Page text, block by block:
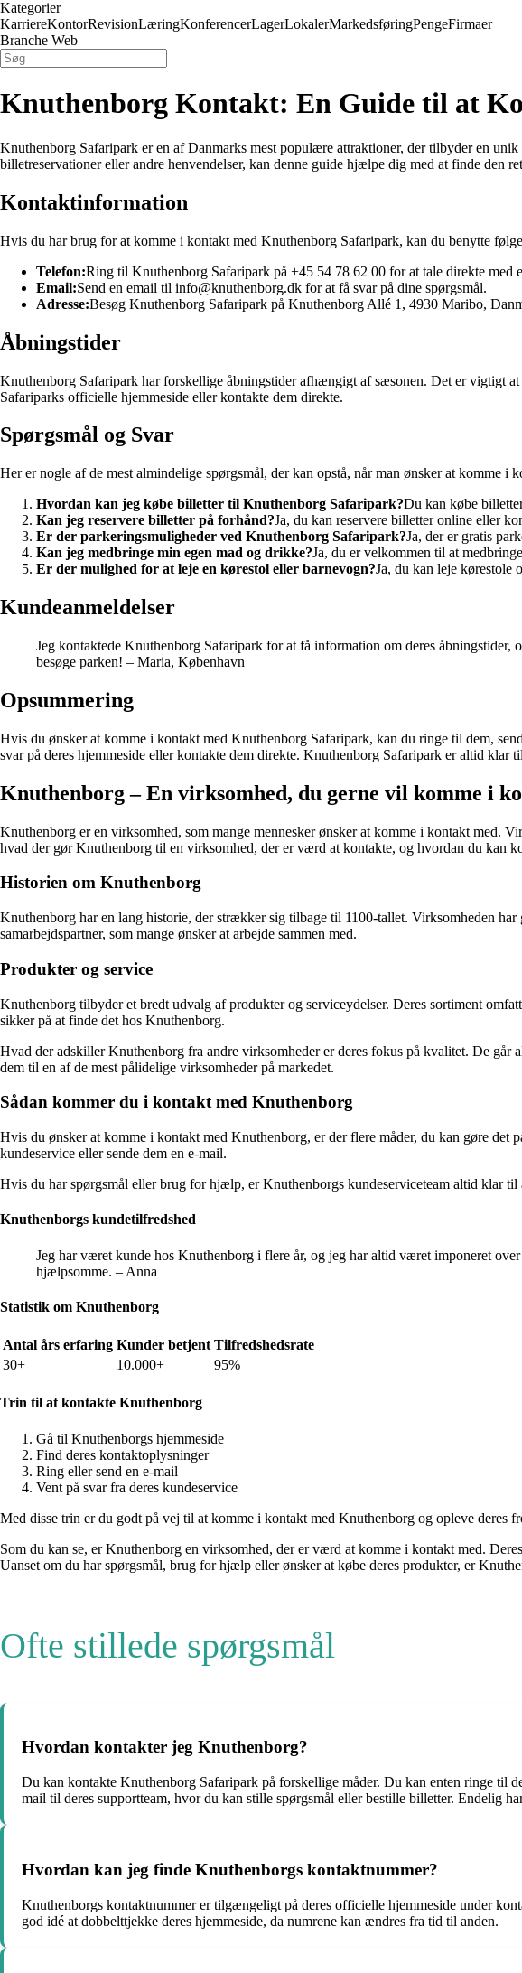
Kategorier
KarriereKontorRevisionLæringKonferencerLagerLokalerMarkedsføringPengeFirmaer
Branche Web
Knuthenborg Kontakt: En Guide til at
Knuthenborg Safaripark er en af Danmarks mest populære attraktioner, der tilbyder en
billetreservationer eller andre henvendelser, kan denne guide hjælpe dig med at finde den
Kontaktinformation
Hvis du har brug for at komme i kontakt med Knuthenborg Safaripark, kan du benytte
Telefon:Ring til Knuthenborg Safaripark på +45 54 78 62 00 for at tale direkte med
Email:Send en email til info@knuthenborg.dk for at få svar på dine spørgsmål.
Adresse:Besøg Knuthenborg Safaripark på Knuthenborg Allé 1, 4930 Maribo,
Åbningstider
Knuthenborg Safaripark har forskellige åbningstider afhængigt af sæsonen. Det er vigtigt
Safariparks officielle hjemmeside eller kontakte dem direkte.
Spørgsmål og Svar
Her er nogle af de mest almindelige spørgsmål, der kan opstå, når man ønsker at komme i
Hvordan kan jeg købe billetter til Knuthenborg Safaripark?Du kan købe
Kan jeg reservere billetter på forhånd?Ja, du kan reservere billetter online eller
Er der parkeringsmuligheder ved Knuthenborg Safaripark?Ja, der er gratis
Kan jeg medbringe min egen mad og drikke?Ja, du er velkommen til at
Er der mulighed for at leje en kørestol eller barnevogn?Ja, du kan leje kørestole
Kundeanmeldelser
Jeg kontaktede Knuthenborg Safaripark for at få information om deres
besøge parken! – Maria, København
Opsummering
Hvis du ønsker at komme i kontakt med Knuthenborg Safaripark, kan du ringe til dem,
svar på deres hjemmeside eller kontakte dem direkte. Knuthenborg Safaripark er altid klar
Knuthenborg – En virksomhed, du gerne vil komme i
Knuthenborg er en virksomhed, som mange mennesker ønsker at komme i kontakt med.
hvad der gør Knuthenborg til en virksomhed, der er værd at kontakte, og hvordan du kan
Historien om Knuthenborg
Knuthenborg har en lang historie, der strækker sig tilbage til 1100-tallet. Virksomheden
samarbejdspartner, som mange ønsker at arbejde sammen med.
Produkter og service
Knuthenborg tilbyder et bredt udvalg af produkter og serviceydelser. Deres sortiment
sikker på at finde det hos Knuthenborg.
Hvad der adskiller Knuthenborg fra andre virksomheder er deres fokus på kvalitet. De
dem til en af de mest pålidelige virksomheder på markedet.
Sådan kommer du i kontakt med Knuthenborg
Hvis du ønsker at komme i kontakt med Knuthenborg, er der flere måder, du kan gøre det
kundeservice eller sende dem en e-mail.
Hvis du har spørgsmål eller brug for hjælp, er Knuthenborgs kundeserviceteam altid klar
Knuthenborgs kundetilfredshed
Jeg har været kunde hos Knuthenborg i flere år, og jeg har altid været imponeret
hjælpsomme. – Anna
Statistik om Knuthenborg
Antal års erfaring Kunder betjent Tilfredshedsrate
30+
10.000+ 95%
Trin til at kontakte Knuthenborg
Gå til Knuthenborgs hjemmeside
Find deres kontaktoplysninger
Ring eller send en e-mail
Vent på svar fra deres kundeservice
Med disse trin er du godt på vej til at komme i kontakt med Knuthenborg og opleve deres
Som du kan se, er Knuthenborg en virksomhed, der er værd at komme i kontakt med.
Uanset om du har spørgsmål, brug for hjælp eller ønsker at købe deres produkter, er
Ofte stillede spørgsmål
Hvordan kontakter jeg Knuthenborg?
Du kan kontakte Knuthenborg Safaripark på forskellige måder. Du kan enten ringe til
mail til deres supportteam, hvor du kan stille spørgsmål eller bestille billetter. Endelig
Hvordan kan jeg finde Knuthenborgs kontaktnummer?
Knuthenborgs kontaktnummer er tilgængeligt på deres officielle hjemmeside under
god idé at dobbelttjekke deres hjemmeside, da numrene kan ændres fra tid til anden.